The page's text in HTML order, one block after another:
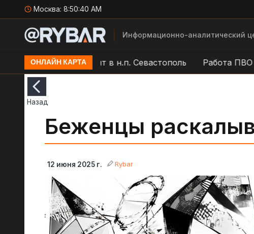
Москва: 8:50:41 AM
Информационно-аналитический
ОНЛАЙН КАРТА
мыса Фиолент в н.п. Севастополь Работа ПВО ВС
Назад
Беженцы
12 июня 2025 г. Rybar